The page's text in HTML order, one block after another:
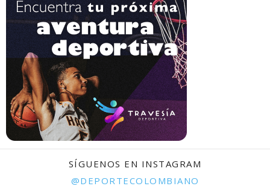
SÍGUENOS EN INSTAGRAM
@DEPORTECOLOMBIANO